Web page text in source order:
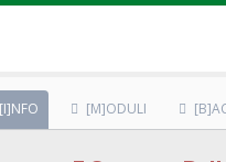
[I]NFO [M]ODULI